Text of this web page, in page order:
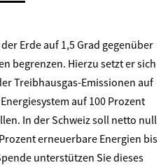
Erde auf 1,5 Grad gegenüber
begrenzen. Hierzu setzt er sich
Treibhausgas-Emissionen auf
auf 100 Prozent
In der Schweiz soll netto null
erneuerbare Energien bis
unterstützen Sie dieses